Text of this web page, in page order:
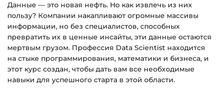
Заполните все поля (почта и пароль).
Оплатите удобным способом (более 8
способов оплаты).
После оплаты появится страница
благодарности с кнопкой«Перейти к
загрузкам». Нажмите её — и откроется
Данные — это новая нефть. Но как извлечь из них
пользу? Компании накапливают огромные массивы
информации, но без специалистов, способных
превратить их в ценные инсайты, эти данные остаются
мертвым грузом. Профессия Data Scientist находится
на стыке программирования, математики и бизнеса, и
этот курс создан, чтобы дать вам все необходимые
навыки для успешного старта в этой области.